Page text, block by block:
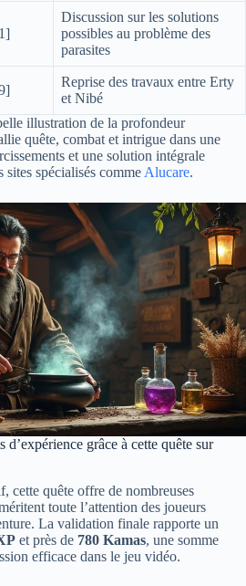
Discussion sur les solutions
possibles au problème des
parasites
Reprise des travaux entre Erty
et Nibé
illustration de la profondeur
quête, combat et intrigue dans une
et une solution intégrale
sites spécialisés comme Alucare.
grâce à cette quête sur
cette quête offre de nombreuses
toute l’attention des joueurs
La validation finale rapporte un
et près de 780 Kamas, une somme
efficace dans le jeu vidéo.